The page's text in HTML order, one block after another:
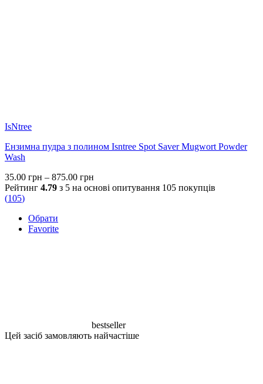
IsNtree
Ензимна пудра з полином Isntree Spot Saver Mugwort Powder
Wash
35.00 грн – 875.00 грн
range:
Рейтинг 4.79 з 5 на основі опитування 105 покупців
(105)
Обрати
Favorite
bestseller
Цей засіб замовляють найчастіше